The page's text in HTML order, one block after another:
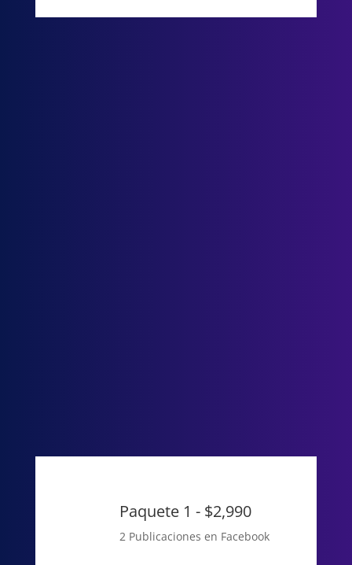
Paquete 1 - $2,990
2 Publicaciones en Facebook